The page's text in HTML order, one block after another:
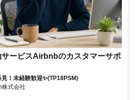
ービスAirbnbのカスタマーサポ
！未経験歓迎✨(TP18PSM)
式会社